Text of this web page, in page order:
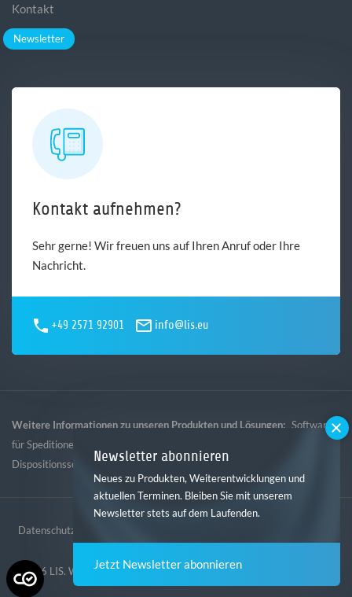
Kontakt
Newsletter
Kontakt aufnehmen?
Sehr gerne! Wir freuen uns auf Ihren Anruf oder Ihre
Nachricht.
+49 2571 92901 info@lis.eu
Weitere Informationen zu unseren Produkten und Lösungen: Software
für Speditionen
Dispositionssoftware
© 2026 LIS. Website erstellt von der Digitalagentur mindtwo
Datenschutz
Newsletter abonnieren
Neues zu Produkten, Weiterentwicklungen und
aktuellen Terminen. Bleiben Sie mit unserem
Newsletter stets auf dem Laufenden.
Jetzt Newsletter abonnieren